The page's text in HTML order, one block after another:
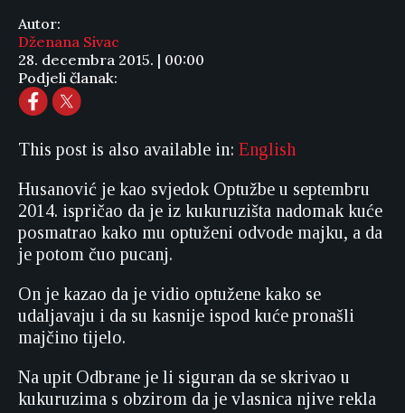
Autor:
Dženana Sivac
28. decembra 2015. | 00:00
Podjeli članak:
This post is also available in: English
Husanović je kao svjedok Optužbe u septembru
2014. ispričao da je iz kukuruzišta nadomak kuće
posmatrao kako mu optuženi odvode majku, a da
je potom čuo pucanj.
On je kazao da je vidio optužene kako se
udaljavaju i da su kasnije ispod kuće pronašli
majčino tijelo.
Na upit Odbrane je li siguran da se skrivao u
kukuruzima s obzirom da je vlasnica njive rekla